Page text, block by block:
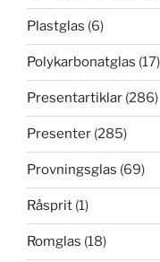
Plastglas (6)
Polykarbonatglas (17)
Presentartiklar (286)
Presenter (285)
Provningsglas (69)
Råsprit (1)
Romglas (18)